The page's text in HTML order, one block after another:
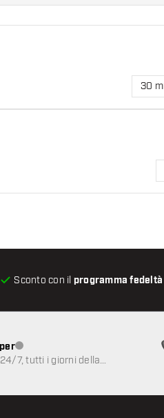
30
Sconto con il programma fedeltà
Servizio clienti non disponibile
7, tutti i giorni della